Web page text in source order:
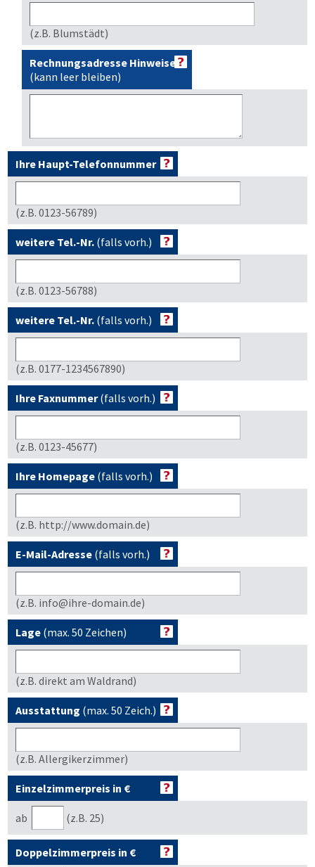
(z.B. Blumstädt)
Rechnungsadresse Hinweise
(kann leer bleiben)
Ihre Haupt-Telefonnummer
(z.B. 0123-56789)
weitere Tel.-Nr. (falls vorh.)
(z.B. 0123-56788)
weitere Tel.-Nr. (falls vorh.)
(z.B. 0177-1234567890)
Ihre Faxnummer(falls vorh.)
(z.B. 0123-45677)
Ihre Homepage (falls vorh.)
(z.B. http://www.domain.de)
E-Mail-Adresse (falls vorh.)
(z.B. info@ihre-domain.de)
Lage (max. 50 Zeichen)
(z.B. direkt am Waldrand)
Ausstattung (max. 50 Zeich.)
(z.B. Allergikerzimmer)
Einzelzimmerpreis in €
ab (z.B. 25)
Doppelzimmerpreis in €